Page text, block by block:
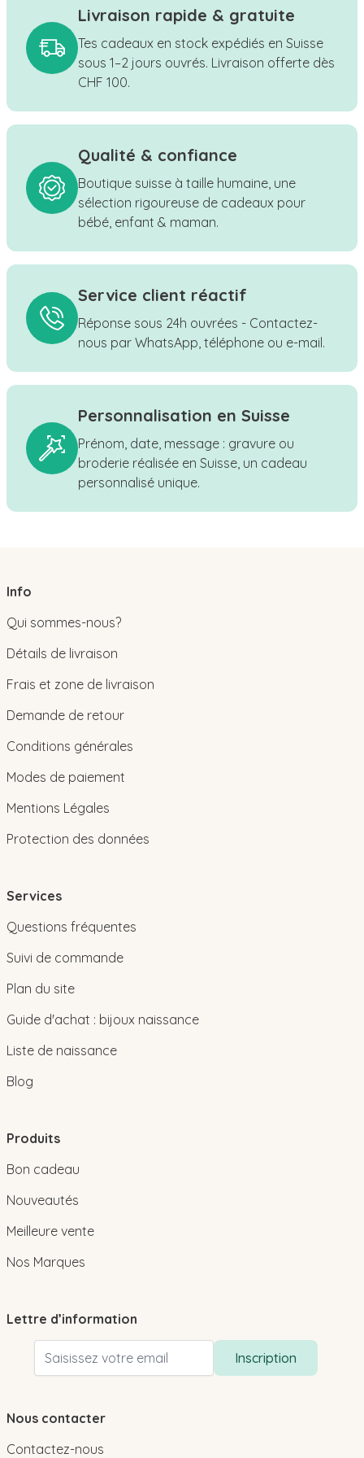
Livraison rapide & gratuite
Tes cadeaux en stock expédiés en Suisse
sous 1–2 jours ouvrés. Livraison offerte dès
CHF 100.
Qualité & confiance
Boutique suisse à taille humaine, une
sélection rigoureuse de cadeaux pour
bébé, enfant & maman.
Service client réactif
Réponse sous 24h ouvrées - Contactez-
nous par WhatsApp, téléphone ou e-mail.
Personnalisation en Suisse
Prénom, date, message : gravure ou
broderie réalisée en Suisse, un cadeau
personnalisé unique.
Info
Qui sommes-nous?
Détails de livraison
Frais et zone de livraison
Demande de retour
Conditions générales
Modes de paiement
Mentions Légales
Protection des données
Services
Questions fréquentes
Suivi de commande
Plan du site
Guide d'achat : bijoux naissance
Liste de naissance
Blog
Produits
Bon cadeau
Nouveautés
Meilleure vente
Nos Marques
Lettre d’information
Adresse email
Inscription
Nous contacter
Contactez-nous